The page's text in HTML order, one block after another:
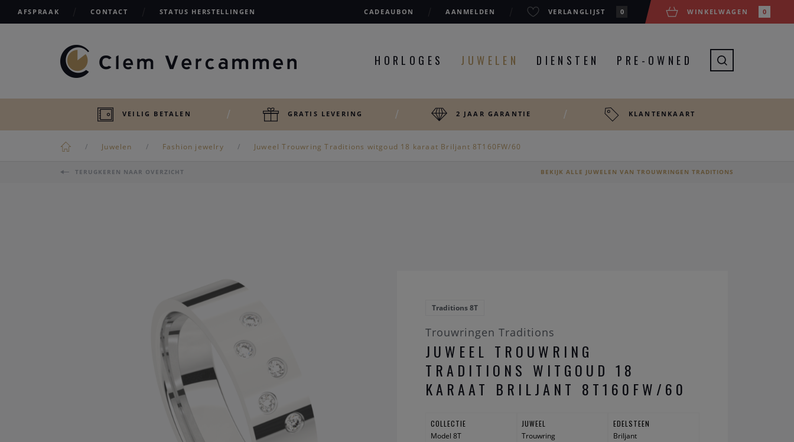
AFSPRAAK CONTACT STATUS HERSTELLINGEN CADEAUBON AANMELDEN VERLANGLIJST 0 WINKELWAGEN 0
HORLOGES JUWELEN DIENSTEN PRE-OWNED
VEILIG BETALEN GRATIS LEVERING 2 JAAR GARANTIE KLANTENKAART
Juwelen Fashion jewelry Juweel Trouwring Traditions witgoud 18 karaat Briljant 8T160FW/60
TERUGKEREN NAAR OVERZICHT BEKIJK ALLE JUWELEN VAN TROUWRINGEN TRADITIONS
Traditions 8T
Trouwringen Traditions
JUWEEL TROUWRING
TRADITIONS WITGOUD 18
KARAAT BRILJANT 8T160FW/60
COLLECTIE
Model 8T
JUWEEL
Trouwring
EDELSTEEN
Briljant